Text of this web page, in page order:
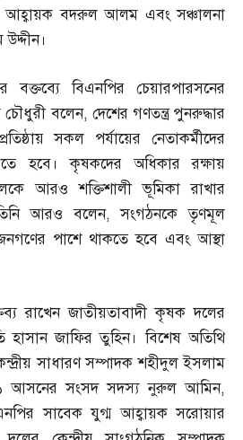
আহ্বায়ক বদরুল আলম এবং সঞ্চালনা
বক্তব্যে বিএনপির চেয়ারপারসনের
চৌধুরী বলেন, দেশের গণতন্ত্র পুনরুদ্ধার
সকল পর্যায়ের নেতাকর্মীদের
হবে। কৃষকদের অধিকার রক্ষায়
আরও শক্তিশালী ভূমিকা রাখার
আরও বলেন,সংগঠনকে তৃণমূল
জনগণের পাশে থাকতে হবে এবং আস্থা
রাখেন জাতীয়তাবাদী কৃষক দলের
হাসান জাফির তুহিন। বিশেষ অতিথি
সাধারণ সম্পাদক শহীদুল ইসলাম
আসনের সংসদ সদস্য নুরুল আমিন,
সাবেক যুগ্ম আহ্বায়ক সরোয়ার